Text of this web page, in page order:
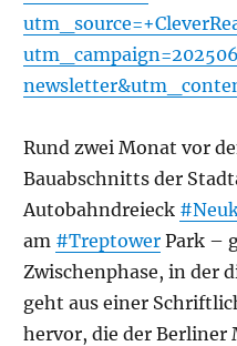
Rund zwei Monat vor
Bauabschnitts der
Autobahndreieck
am #TreptowerPark –
Zwischenphase, in der
geht aus einer
hervor, die der Berliner